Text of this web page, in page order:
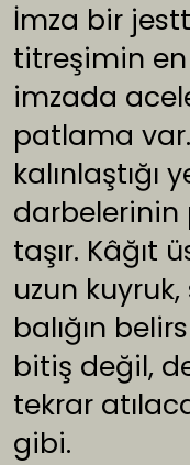
İmza bir
titreşimin
imzada
patlama
kalınlaştığı
darbelerinin
taşır. Kâğıt
uzun
balığın
bitiş değil,
tekrar
gibi.